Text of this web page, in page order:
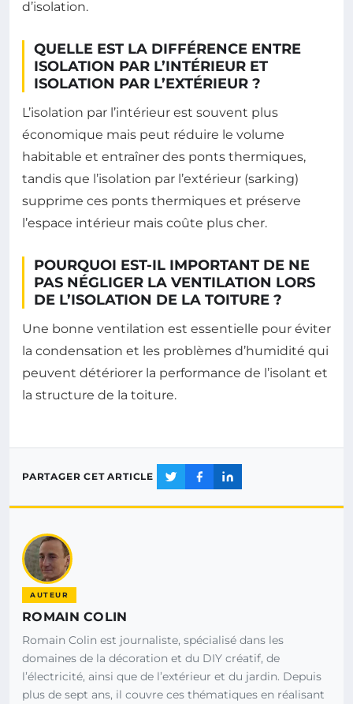
d’isolation.
QUELLE EST LA DIFFÉRENCE ENTRE
ISOLATION PAR L’INTÉRIEUR ET
ISOLATION PAR L’EXTÉRIEUR ?
L’isolation par l’intérieur est souvent plus
économique mais peut réduire le volume
habitable et entraîner des ponts thermiques,
tandis que l’isolation par l’extérieur (sarking)
supprime ces ponts thermiques et préserve
l’espace intérieur mais coûte plus cher.
POURQUOI EST-IL IMPORTANT DE NE
PAS NÉGLIGER LA VENTILATION LORS
DE L’ISOLATION DE LA TOITURE ?
Une bonne ventilation est essentielle pour éviter
la condensation et les problèmes d’humidité qui
peuvent détériorer la performance de l’isolant et
la structure de la toiture.
PARTAGER CET ARTICLE
AUTEUR
ROMAIN COLIN
Romain Colin est journaliste, spécialisé dans les
domaines de la décoration et du DIY créatif, de
l’électricité, ainsi que de l’extérieur et du jardin. Depuis
plus de sept ans, il couvre ces thématiques en réalisant